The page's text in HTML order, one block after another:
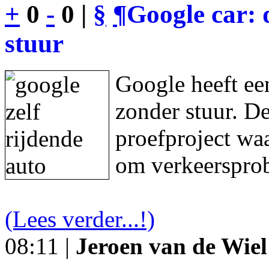
+ 0 - 0 | § ¶Google car:
stuur
Google heeft
zonder stuur.
proefproject
om
(Lees verder...!)
08:11 | Jeroen van de Wiel